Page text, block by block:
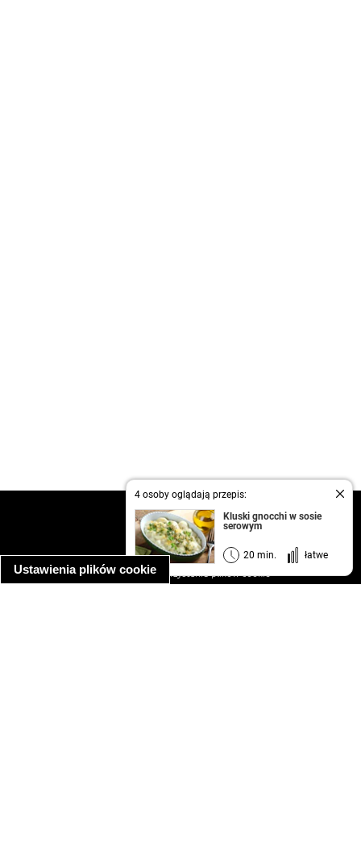
Ustawienia plików cookie
4 osoby oglądają przepis:
Kluski gnocchi w sosie
serowym
20 min. łatwe
kontakt
regulamin
informacja o prywatności
informacja o wykorzystaniu plików cookie